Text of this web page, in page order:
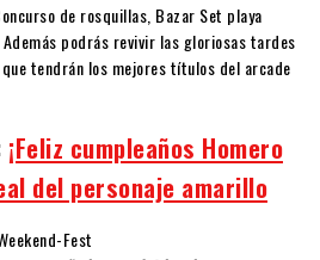
de rosquillas, Bazar Set playa
podrás revivir las gloriosas tardes
tendrán los mejores títulos del arcade
¡Feliz cumpleaños Homero
del personaje amarillo